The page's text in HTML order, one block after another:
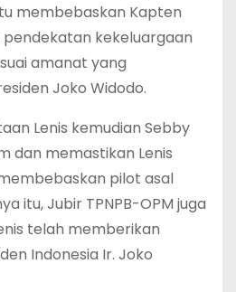
membebaskan Kapten
pendekatan kekeluargaan
amanat yang
Joko Widodo.
Lenis kemudian Sebby
dan memastikan Lenis
pilot asal
itu, Jubir TPNPB-OPM juga
telah memberikan
Indonesia Ir. Joko